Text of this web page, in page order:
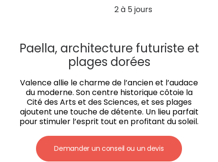
2 à 5 jours
Paella, architecture futuriste et
plages dorées
Valence allie le charme de l’ancien et l’audace
du moderne. Son centre historique côtoie la
Cité des Arts et des Sciences, et ses plages
ajoutent une touche de détente. Un lieu parfait
pour stimuler l’esprit tout en profitant du soleil.
Demander un conseil ou un devis